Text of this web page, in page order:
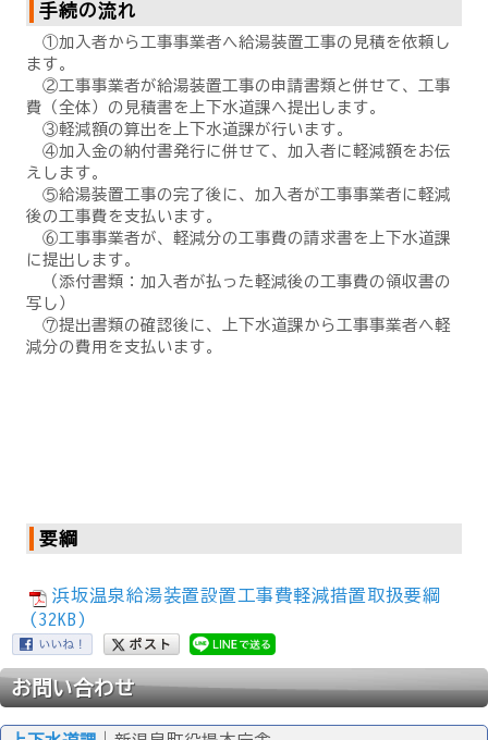
手続の流れ
①加入者から工事事業者へ給湯装置工事の見積を依頼し
ます。
②工事事業者が給湯装置工事の申請書類と併せて、工事
費（全体）の見積書を上下水道課へ提出します。
③軽減額の算出を上下水道課が行います。
④加入金の納付書発行に併せて、加入者に軽減額をお伝
えします。
⑤給湯装置工事の完了後に、加入者が工事事業者に軽減
後の工事費を支払います。
⑥工事事業者が、軽減分の工事費の請求書を上下水道課
に提出します。
（添付書類：加入者が払った軽減後の工事費の領収書の
写し）
⑦提出書類の確認後に、上下水道課から工事事業者へ軽
減分の費用を支払います。
要綱
浜坂温泉給湯装置設置工事費軽減措置取扱要綱
(32KB)
お問い合わせ